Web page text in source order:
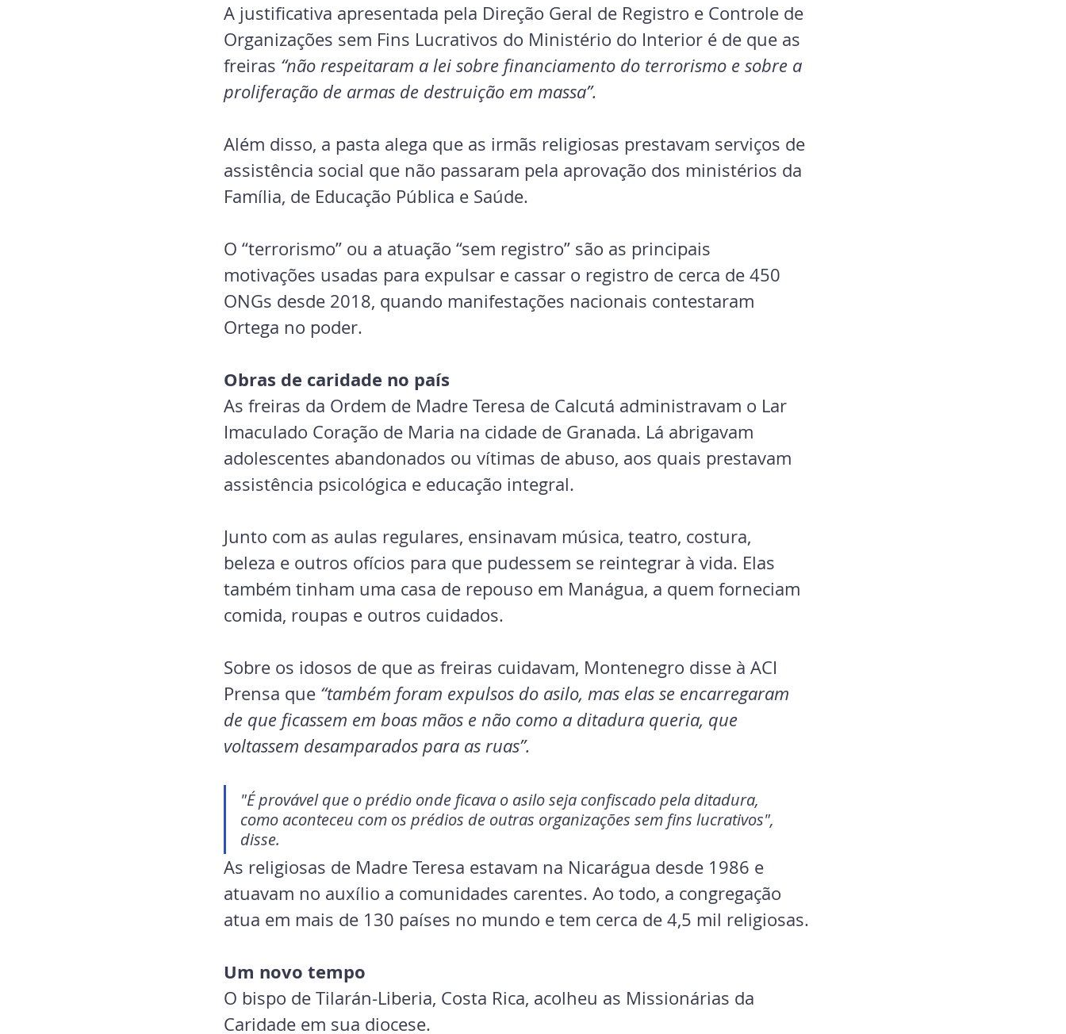
A justificativa apresentada pela Direção Geral de Registro e Controle de
Organizações sem Fins Lucrativos do Ministério do Interior é de que as
freiras “não respeitaram a lei sobre financiamento do terrorismo e sobre a
proliferação de armas de destruição em massa”.
Além disso, a pasta alega que as irmãs religiosas prestavam serviços de
assistência social que não passaram pela aprovação dos ministérios da
Família, de Educação Pública e Saúde.
O “terrorismo” ou a atuação “sem registro” são as principais
motivações usadas para expulsar e cassar o registro de cerca de 450
ONGs desde 2018, quando manifestações nacionais contestaram
Ortega no poder.
Obras de caridade no país
As freiras da Ordem de Madre Teresa de Calcutá administravam o Lar
Imaculado Coração de Maria na cidade de Granada. Lá abrigavam
adolescentes abandonados ou vítimas de abuso, aos quais prestavam
assistência psicológica e educação integral.
Junto com as aulas regulares, ensinavam música, teatro, costura,
beleza e outros ofícios para que pudessem se reintegrar à vida. Elas
também tinham uma casa de repouso em Manágua, a quem forneciam
comida, roupas e outros cuidados.
Sobre os idosos de que as freiras cuidavam, Montenegro disse à ACI
Prensa que “também foram expulsos do asilo, mas elas se encarregaram
de que ficassem em boas mãos e não como a ditadura queria, que
voltassem desamparados para as ruas”.
"É provável que o prédio onde ficava o asilo seja confiscado pela ditadura,
como aconteceu com os prédios de outras organizações sem fins lucrativos",
disse.
As religiosas de Madre Teresa estavam na Nicarágua desde 1986 e
atuavam no auxílio a comunidades carentes. Ao todo, a congregação
atua em mais de 130 países no mundo e tem cerca de 4,5 mil religiosas.
Um novo tempo
O bispo de Tilarán-Liberia, Costa Rica, acolheu as Missionárias da
Caridade em sua diocese.